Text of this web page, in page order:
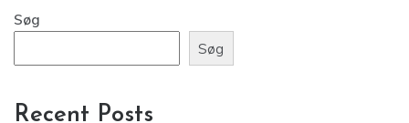
Søg
Søg
Recent Posts